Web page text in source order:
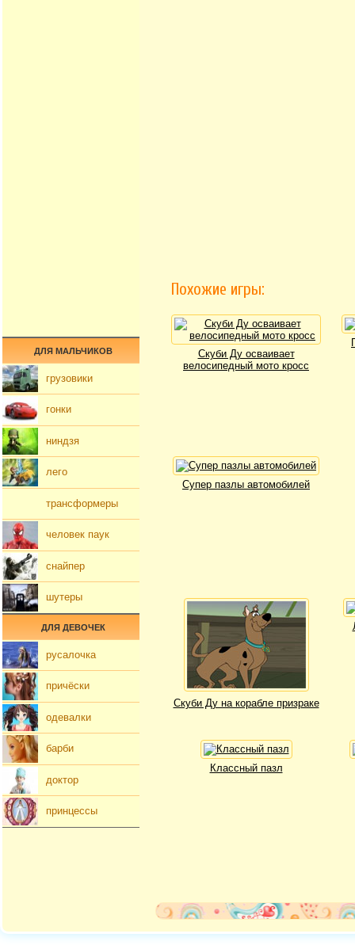
Похожие игры:
Скуби Ду осваивает
велосипедный мото кросс
Супер пазлы автомобилей
Скуби Ду на корабле призраке
Классный пазл
ДЛЯ МАЛЬЧИКОВ
грузовики
гонки
ниндзя
лего
трансформеры
человек паук
снайпер
шутеры
ДЛЯ ДЕВОЧЕК
русалочка
причёски
одевалки
барби
доктор
принцессы